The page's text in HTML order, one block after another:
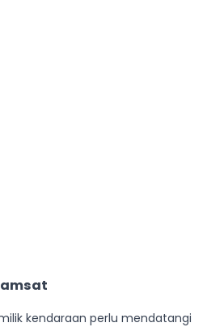
kendaraan perlu mendatangi